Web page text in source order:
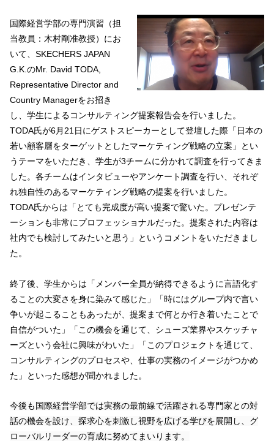
国際経営学部の専門演習（担
当教員：木村剛准教授）にお
いて、SKECHERS JAPAN
G.K.のMr. David TODA,
Representative Director and
Country Managerをお招き
し、学生によるコンサルティング提案報告会を行いました。
TODA氏が6月21日にゲストスピーカーとして登壇した際「日本の
若い顧客層をターゲットとしたマーケティング戦略の立案」とい
うテーマをいただき、学生が3チームに分かれて調査を行ってきま
した。各チームはインタビューやアンケート調査を行い、それぞ
れ独自性のあるマーケティング戦略の提案を行いました。
TODA氏からは「とても完成度が高い提案で驚いた。プレゼンテ
ーションも非常にプロフェッショナルだった。提案された内容は
社内でも検討してみたいと思う」というコメントをいただきまし
た。
終了後、学生からは「メンバー全員が納得できるように言語化す
ることの大変さを身に染みて感じた」「時にはグループ内で言い
争いが起こることもあったが、提案まで何とか行き着いたことで
自信がついた」「この機会を通じて、シューズ業界やスケッチャ
ーズという会社に興味がわいた」「このプロジェクトを通じて、
コンサルティングのプロセスや、仕事の実務のイメージがつかめ
た」といった感想が聞かれました。
今後も国際経営学部では実務の最前線で活躍される専門家との対
話の機会を設け、探求心を刺激し視野を広げる学びを展開し、グ
ローバルリーダーの育成に努めてまいります。